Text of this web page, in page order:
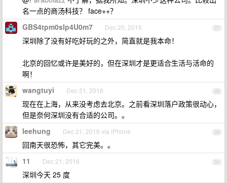
名一点的商汤科技？ face++？
27
GBS4tpm0slp4U0m7 Dec 20, 2016
深圳除了没有好吃好玩的之外，简直就是我本命！
北京的回忆或许是美好的，但在深圳才是更适合生活与活命的
啊！
28
wangtuyi Dec 21, 2016
现在在上海，从来没考虑去北京。之前看深圳落户政策很动心，
但是奈何深圳没有合适的公司。。
29
leehung Dec 21, 2016 via iPhone
回南天很恐怖，其它完美。。
30
11 Dec 21, 2016
深圳今天 25 度